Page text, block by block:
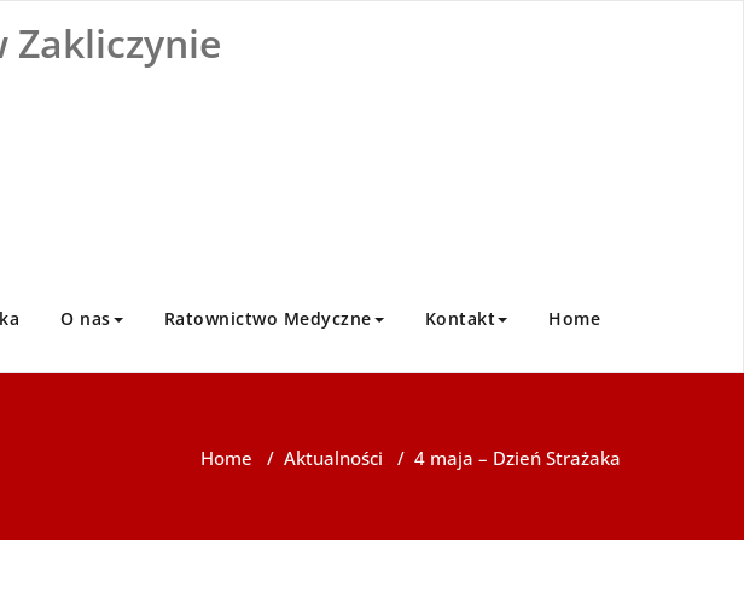
Zakliczynie
O nas Ratownictwo Medyczne Kontakt Home
Home / Aktualności / 4 maja – Dzień Strażaka